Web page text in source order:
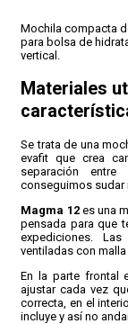
Mochila compacta
para bolsa de
vertical.
Materiales
Se trata de una
evafit que crea
separación
conseguimos sudar
Magma 12es una
pensada para que
expediciones.
ventiladas con
En la parte frontal
ajustar cada vez
correcta, en el
incluye y así no